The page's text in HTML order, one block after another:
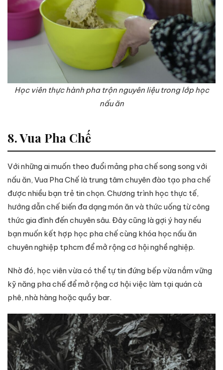
Học viên thực hành pha trộn nguyên liệu trong lớp học
nấu ăn
8. Vua Pha Chế
Với những ai muốn theo đuổi mảng pha chế song song với
nấu ăn, Vua Pha Chế là trung tâm chuyên đào tạo pha chế
được nhiều bạn trẻ tin chọn. Chương trình học thực tế,
hướng dẫn chế biến đa dạng món ăn và thức uống từ công
thức gia đình đến chuyên sâu. Đây cũng là gợi ý hay nếu
bạn muốn kết hợp học pha chế cùng khóa học nấu ăn
chuyên nghiệp tphcm để mở rộng cơ hội nghề nghiệp.
Nhờ đó, học viên vừa có thể tự tin đứng bếp vừa nắm vững
kỹ năng pha chế để mở rộng cơ hội việc làm tại quán cà
phê, nhà hàng hoặc quầy bar.